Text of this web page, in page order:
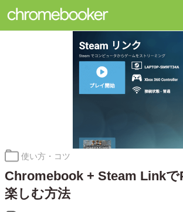
カ
ゴ
リ
ー:
使い方・コツ
Chromebook + Steam Linkで
楽しむ方法